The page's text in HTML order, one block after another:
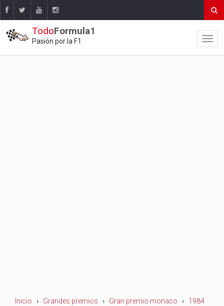
TodoFormula1
Pasión por la F1
Inicio Grandes premios Gran premio monaco 1984